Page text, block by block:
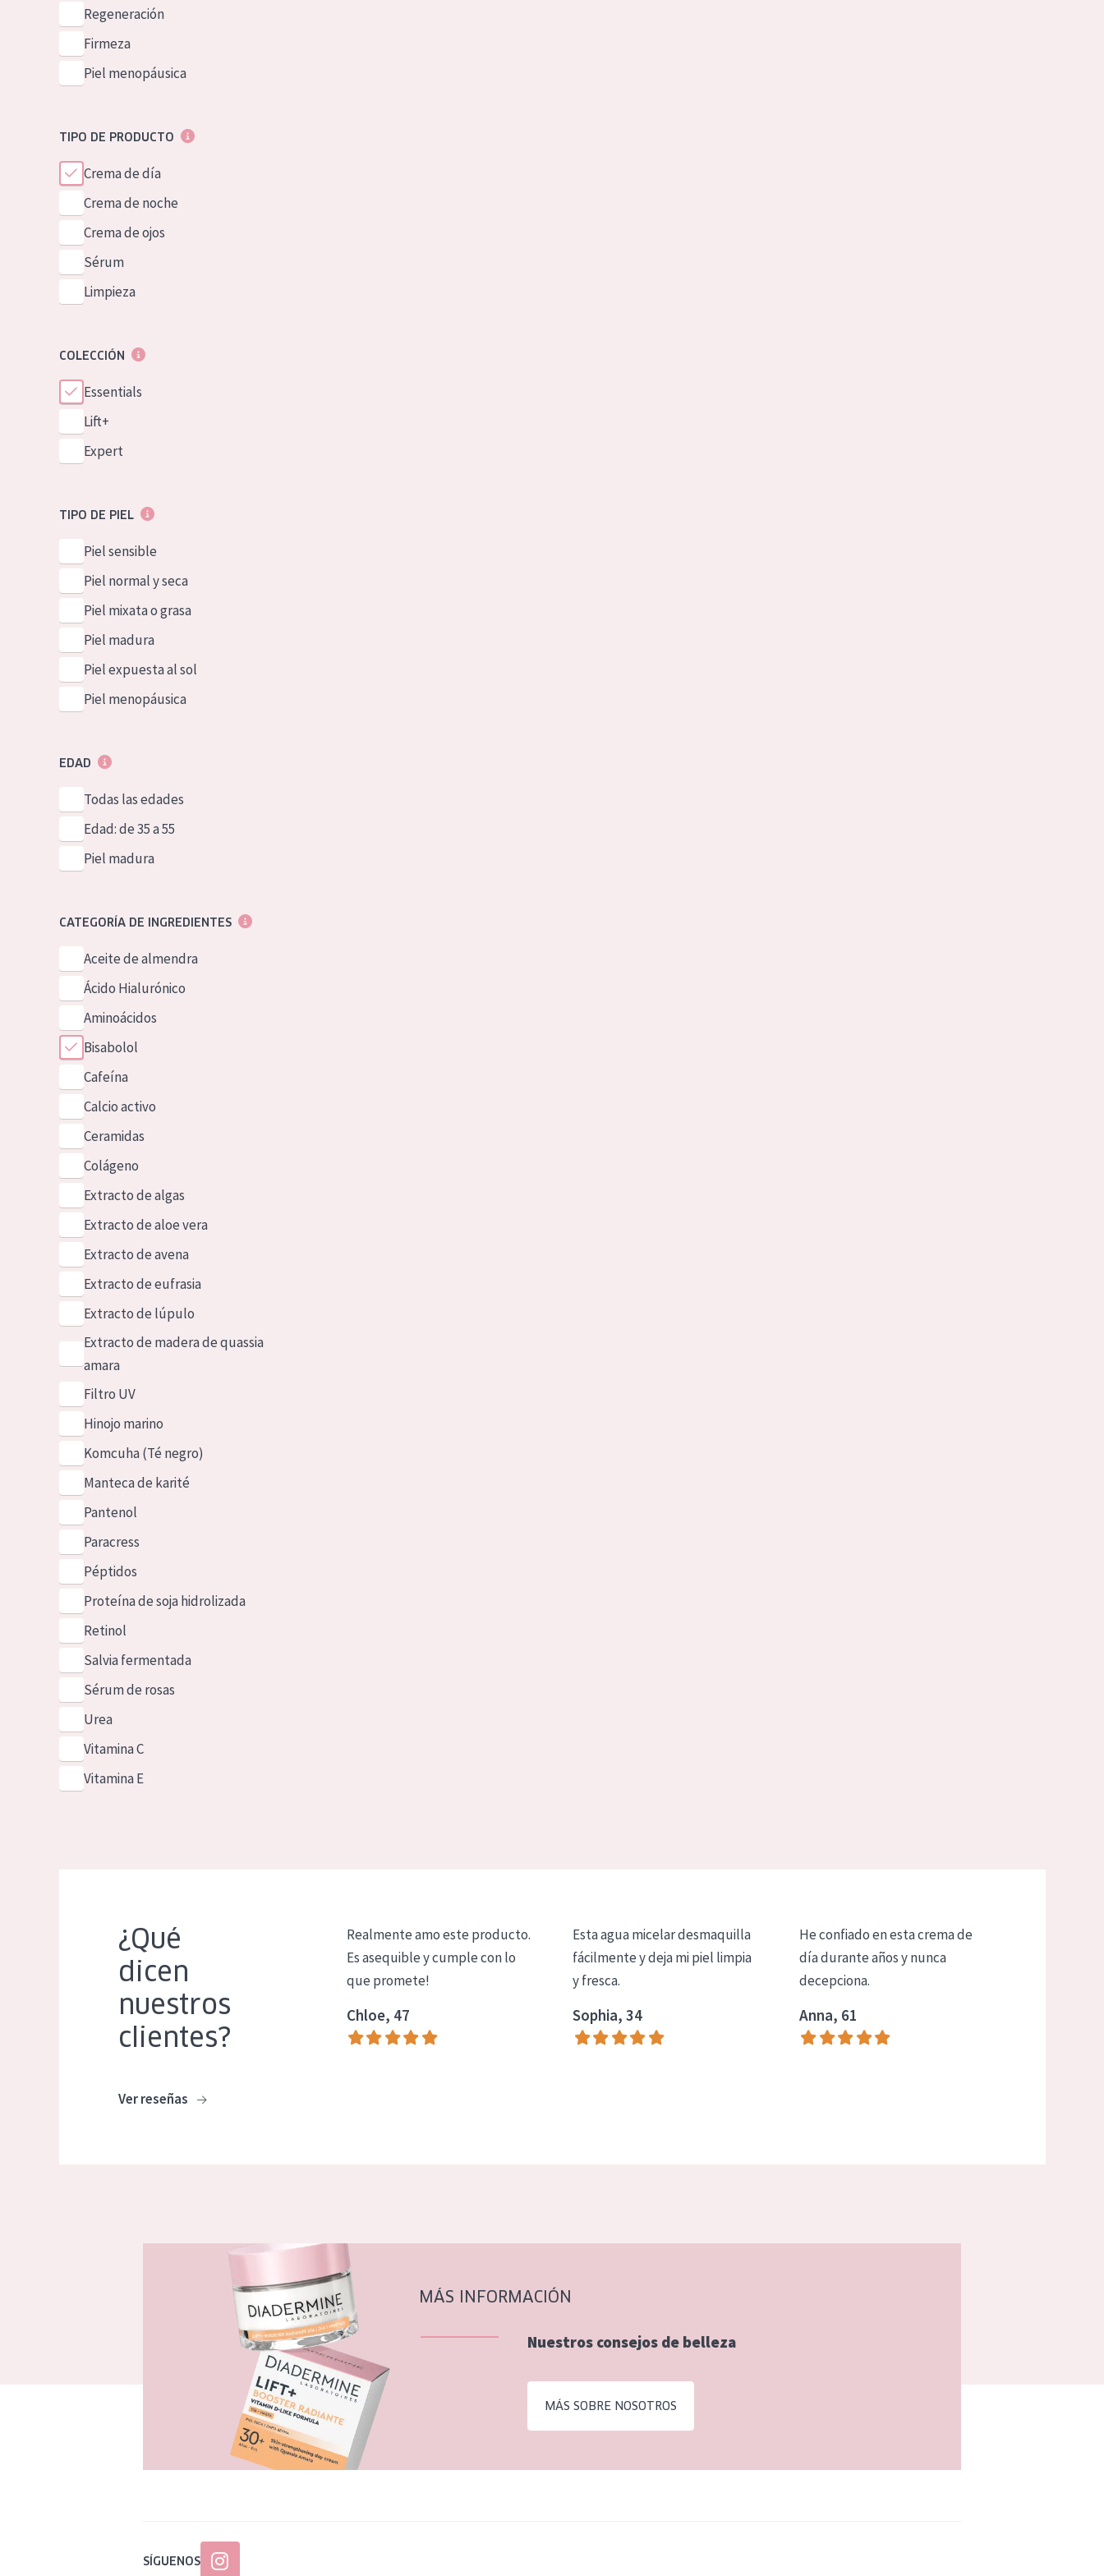
German
Spanish
Greek
Regeneración
Firmeza
Piel menopáusica
TIPO DE PRODUCTO
Crema de día
Crema de noche
Crema de ojos
Sérum
Limpieza
COLECCIÓN
Essentials
Lift+
Expert
TIPO DE PIEL
Piel sensible
Piel normal y seca
Piel mixata o grasa
Piel madura
Piel expuesta al sol
Piel menopáusica
EDAD
Todas las edades
Edad: de 35 a 55
Piel madura
CATEGORÍA DE INGREDIENTES
Aceite de almendra
Ácido Hialurónico
Aminoácidos
Bisabolol
Cafeína
Calcio activo
Ceramidas
Colágeno
Extracto de algas
Extracto de aloe vera
Extracto de avena
Extracto de eufrasia
Extracto de lúpulo
Extracto de madera de quassia
amara
Filtro UV
Hinojo marino
Komcuha (Té negro)
Manteca de karité
Pantenol
Paracress
Péptidos
Proteína de soja hidrolizada
Retinol
Salvia fermentada
Sérum de rosas
Urea
Vitamina C
Vitamina E
¿Qué
dicen
nuestros
clientes?
Ver reseñas
Realmente amo este producto.
Es asequible y cumple con lo
que promete!
Chloe, 47
Esta agua micelar desmaquilla
fácilmente y deja mi piel limpia
y fresca.
Sophia, 34
He confiado en esta crema de
día durante años y nunca
decepciona.
Anna, 61
MÁS INFORMACIÓN
Nuestros consejos de belleza
MÁS SOBRE NOSOTROS
SÍGUENOS